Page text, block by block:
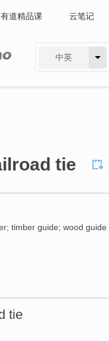
有道精品课 云笔记
中英
tie
timber guide; wood guide
tie